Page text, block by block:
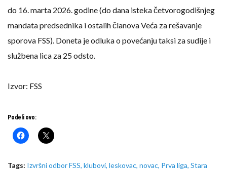
do 16. marta 2026. godine (do dana isteka četvorogodišnjeg
mandata predsednika i ostalih članova Veća za rešavanje
sporova FSS). Doneta je odluka o povećanju taksi za sudije i
službena lica za 25 odsto.
Izvor: FSS
Podeli ovo:
Tags: Izvršni odbor FSS, klubovi, leskovac, novac, Prva liga, Stara